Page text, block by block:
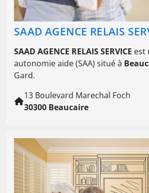
SAAD AGENCE RELAIS
SAAD AGENCE RELAIS SERVICE est
autonomie aide (SAA) situé à
Gard.
13 Boulevard Marechal Foch
30300 Beaucaire